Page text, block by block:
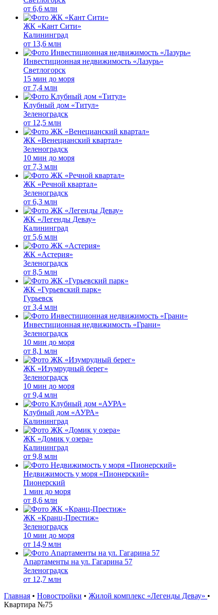
от 6,6 млн
ЖК «Кант Сити»
Калининград
от 13,6 млн
Инвестиционная недвижимость «Лазурь»
Светлогорск
15 мин до моря
от 7,4 млн
Клубный дом «Титул»
Зеленоградск
от 12,5 млн
ЖК «Венецианский квартал»
Зеленоградск
10 мин до моря
от 7,3 млн
ЖК «Речной квартал»
Зеленоградск
от 6,3 млн
ЖК «Легенды Девау»
Калининград
от 5,6 млн
ЖК «Астерия»
Зеленоградск
от 8,5 млн
ЖК «Гурьевский парк»
Гурьевск
от 3,4 млн
Инвестиционная недвижимость «Грани»
Зеленоградск
10 мин до моря
от 8,1 млн
ЖК «Изумрудный берег»
Зеленоградск
10 мин до моря
от 9,4 млн
Клубный дом «АУРА»
Калининград
ЖК «Домик у озера»
Калининград
от 9,8 млн
Недвижимость у моря «Пионерский»
Пионерский
1 мин до моря
от 8,6 млн
ЖК «Кранц-Престиж»
Зеленоградск
10 мин до моря
от 14,9 млн
Апартаменты на ул. Гагарина 57
Зеленоградск
от 12,7 млн
Главная • Новостройки • Жилой комплекс «Легенды Девау» •
Квартира №75